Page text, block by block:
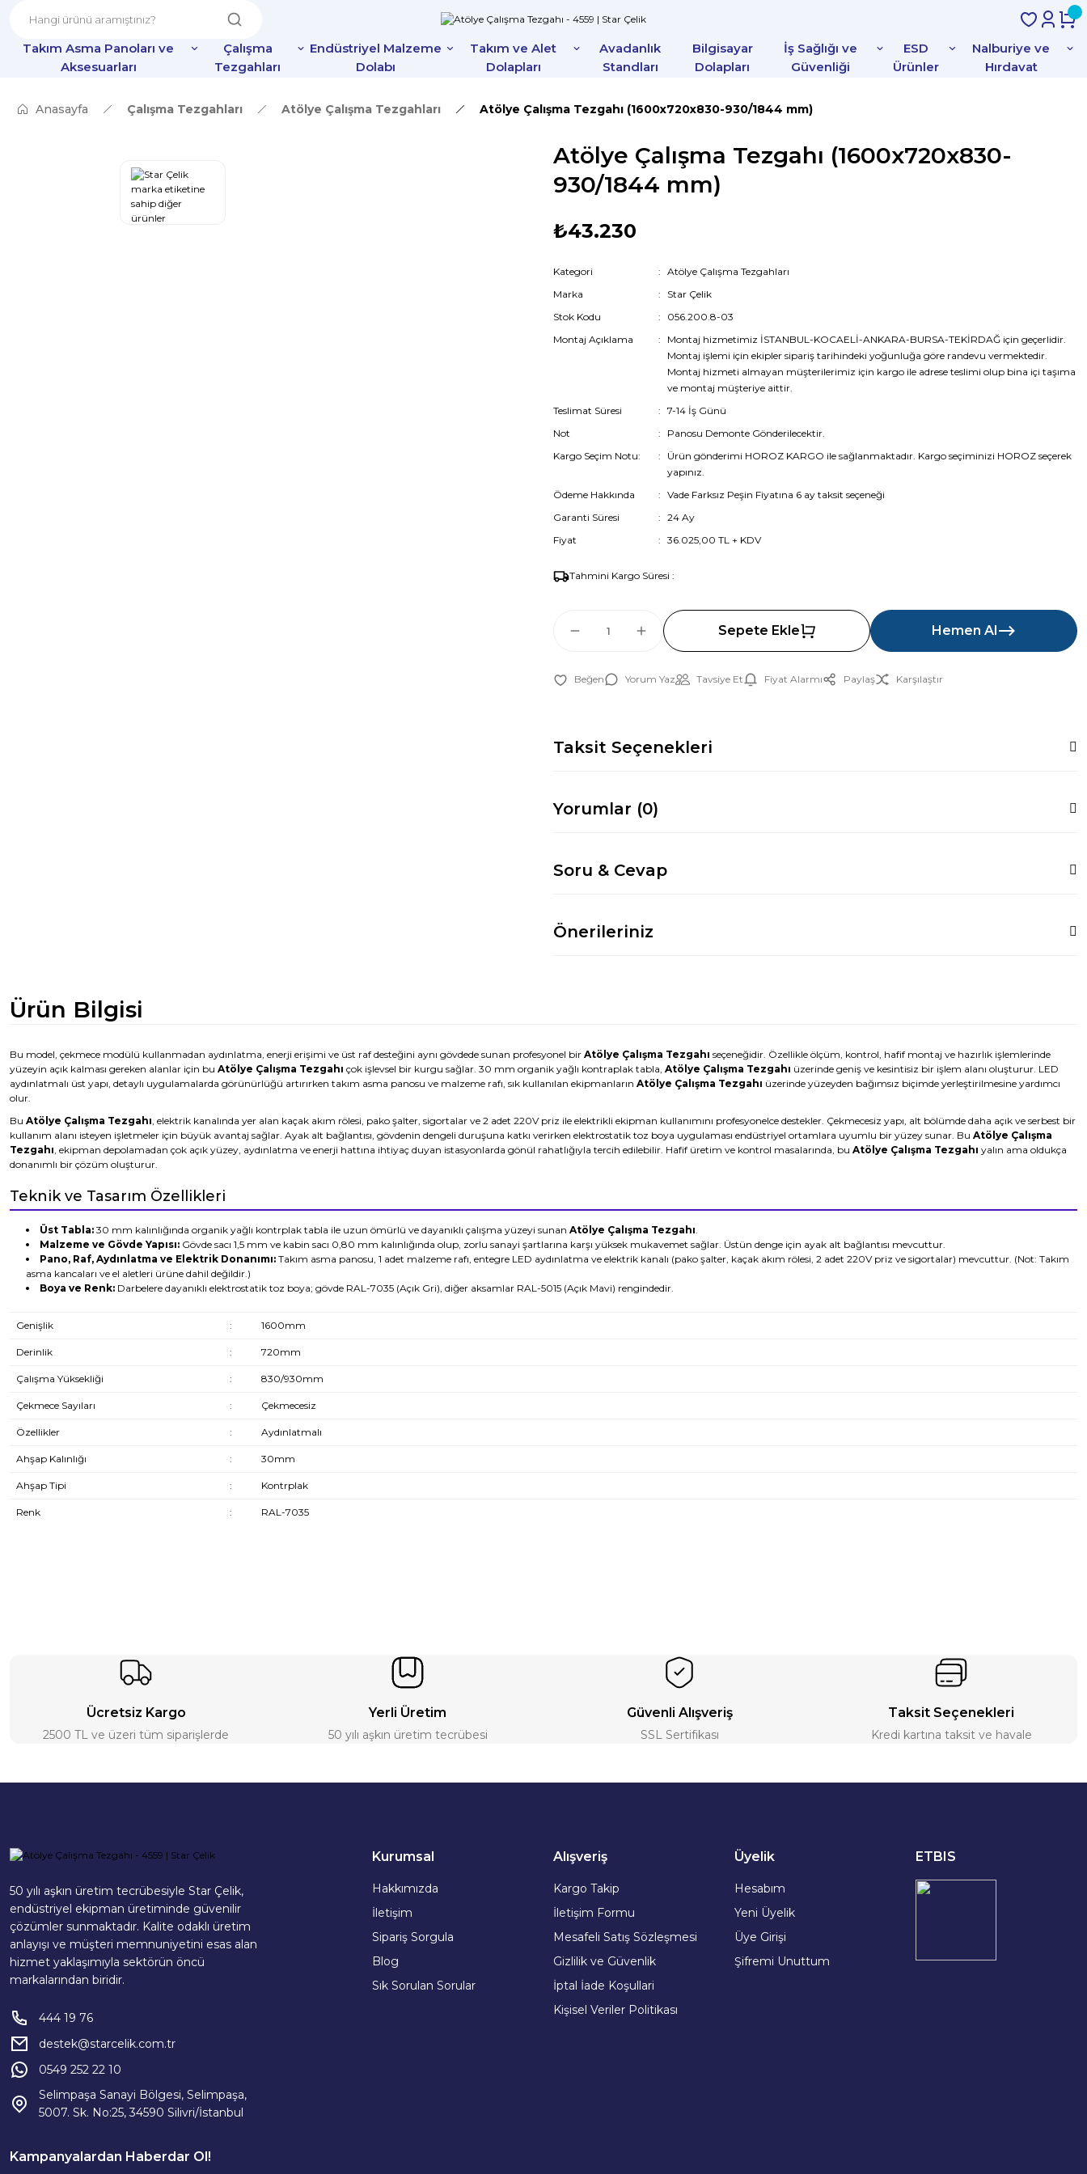
Takım Asma Panoları ve
Aksesuarları
Çalışma
Tezgahları
Endüstriyel Malzeme
Dolabı
Takım ve Alet
Dolapları
Avadanlık
Standları
Bilgisayar
Dolapları
İş Sağlığı ve
Güvenliği
ESD
Ürünler
Nalburiye ve
Hırdavat
Anasayfa Çalışma Tezgahları Atölye Çalışma Tezgahları Atölye Çalışma Tezgahı (1600x720x830-930/1844 mm)
Atölye Çalışma Tezgahı (1600x720x830-
930/1844 mm)
₺43.230
Kategori
Atölye Çalışma Tezgahları
Marka
Star Çelik
Stok Kodu
056.200.8-03
Montaj Açıklama
Montaj hizmetimiz İSTANBUL-KOCAELİ-ANKARA-BURSA-TEKİRDAĞ için geçerlidir.
Montaj işlemi için ekipler sipariş tarihindeki yoğunluğa göre randevu vermektedir.
Montaj hizmeti almayan müşterilerimiz için kargo ile adrese teslimi olup bina içi taşıma
ve montaj müşteriye aittir.
Teslimat Süresi
7-14 İş Günü
Not
Panosu Demonte Gönderilecektir.
Kargo Seçim Notu:
Ürün gönderimi HOROZ KARGO ile sağlanmaktadır. Kargo seçiminizi HOROZ seçerek
yapınız.
Ödeme Hakkında
Vade Farksız Peşin Fiyatına 6 ay taksit seçeneği
Garanti Süresi
24 Ay
Fiyat
36.025,00 TL + KDV
Tahmini Kargo Süresi :
Sepete Ekle Hemen Al
Yorum Yaz Tavsiye Et Fiyat Alarmı Paylaş Karşılaştır
Taksit Seçenekleri
Yorumlar (0)
Soru & Cevap
Önerileriniz
Ürün Bilgisi
Bu model, çekmece modülü kullanmadan aydınlatma, enerji erişimi ve üst raf desteğini aynı gövdede sunan profesyonel bir Atölye Çalışma Tezgahı seçeneğidir. Özellikle ölçüm, kontrol, hafif montaj ve hazırlık işlemlerinde
yüzeyin açık kalması gereken alanlar için bu Atölye Çalışma Tezgahı çok işlevsel bir kurgu sağlar. 30 mm organik yağlı kontraplak tabla, Atölye Çalışma Tezgahı üzerinde geniş ve kesintisiz bir işlem alanı oluşturur. LED
aydınlatmalı üst yapı, detaylı uygulamalarda görünürlüğü artırırken takım asma panosu ve malzeme rafı, sık kullanılan ekipmanların Atölye Çalışma Tezgahı üzerinde yüzeyden bağımsız biçimde yerleştirilmesine yardımcı
olur.
Bu Atölye Çalışma Tezgahı, elektrik kanalında yer alan kaçak akım rölesi, pako şalter, sigortalar ve 2 adet 220V priz ile elektrikli ekipman kullanımını profesyonelce destekler. Çekmecesiz yapı, alt bölümde daha açık ve serbest bir
kullanım alanı isteyen işletmeler için büyük avantaj sağlar. Ayak alt bağlantısı, gövdenin dengeli duruşuna katkı verirken elektrostatik toz boya uygulaması endüstriyel ortamlara uyumlu bir yüzey sunar. Bu Atölye Çalışma
Tezgahı, ekipman depolamadan çok açık yüzey, aydınlatma ve enerji hattına ihtiyaç duyan istasyonlarda gönül rahatlığıyla tercih edilebilir. Hafif üretim ve kontrol masalarında, bu Atölye Çalışma Tezgahı yalın ama oldukça
donanımlı bir çözüm oluşturur.
Teknik ve Tasarım Özellikleri
Üst Tabla: 30 mm kalınlığında organik yağlı kontrplak tabla ile uzun ömürlü ve dayanıklı çalışma yüzeyi sunan Atölye Çalışma Tezgahı.
Malzeme ve Gövde Yapısı: Gövde sacı 1,5 mm ve kabin sacı 0,80 mm kalınlığında olup, zorlu sanayi şartlarına karşı yüksek mukavemet sağlar. Üstün denge için ayak alt bağlantısı mevcuttur.
Pano, Raf, Aydınlatma ve Elektrik Donanımı: Takım asma panosu, 1 adet malzeme rafı, entegre LED aydınlatma ve elektrik kanalı (pako şalter, kaçak akım rölesi, 2 adet 220V priz ve sigortalar) mevcuttur. (Not: Takım
asma kancaları ve el aletleri ürüne dahil değildir.)
Boya ve Renk: Darbelere dayanıklı elektrostatik toz boya; gövde RAL-7035 (Açık Gri), diğer aksamlar RAL-5015 (Açık Mavi) rengindedir.
Genişlik : 1600mm
Derinlik : 720mm
Çalışma Yüksekliği : 830/930mm
Çekmece Sayıları : Çekmecesiz
Özellikler : Aydınlatmalı
Ahşap Kalınlığı : 30mm
Ahşap Tipi : Kontrplak
Renk : RAL-7035
Ücretsiz Kargo
2500 TL ve üzeri tüm siparişlerde
Yerli Üretim
50 yılı aşkın üretim tecrübesi
Güvenli Alışveriş
SSL Sertifikası
Taksit Seçenekleri
Kredi kartına taksit ve havale
50 yılı aşkın üretim tecrübesiyle Star Çelik,
endüstriyel ekipman üretiminde güvenilir
çözümler sunmaktadır. Kalite odaklı üretim
anlayışı ve müşteri memnuniyetini esas alan
hizmet yaklaşımıyla sektörün öncü
markalarından biridir.
444 19 76
destek@starcelik.com.tr
0549 252 22 10
Selimpaşa Sanayi Bölgesi, Selimpaşa,
5007. Sk. No:25, 34590 Silivri/İstanbul
Kurumsal
Hakkımızda
İletişim
Sipariş Sorgula
Blog
Sık Sorulan Sorular
Alışveriş
Kargo Takip
İletişim Formu
Mesafeli Satış Sözleşmesi
Gizlilik ve Güvenlik
İptal İade Koşullari
Kişisel Veriler Politikası
Üyelik
Hesabım
Yeni Üyelik
Üye Girişi
Şifremi Unuttum
ETBIS
Kampanyalardan Haberdar Ol!